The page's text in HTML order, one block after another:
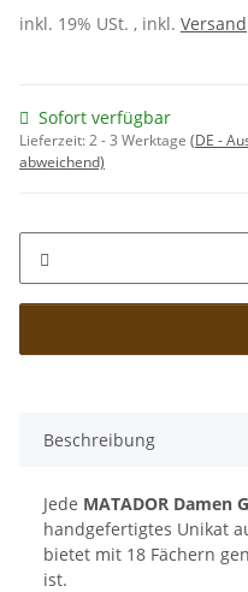
inkl. 19% USt. , inkl. Versand
Sofort verfügbar
Lieferzeit:2 - 3 Werktage (DE -
abweichend)
Beschreibung
Jede MATADOR Damen
handgefertigtes Unikat
bietet mit 18 Fächern
ist.